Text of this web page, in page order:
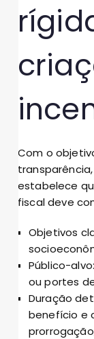
Com o
estabelece
fiscal deve
Objetivos
Público-
ou portes
Duração
benefício e